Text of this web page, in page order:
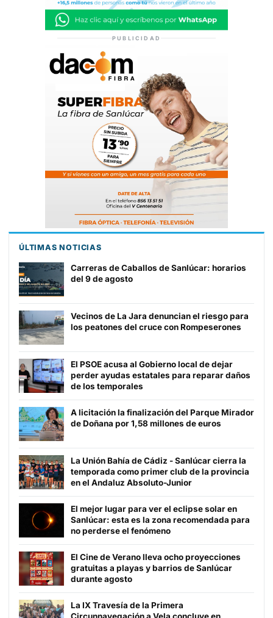
PUBLICIDAD
ÚLTIMAS NOTICIAS
Carreras de Caballos de Sanlúcar: horarios
del 9 de agosto
Vecinos de La Jara denuncian el riesgo para
los peatones del cruce con Rompeserones
El PSOE acusa al Gobierno local de dejar
perder ayudas estatales para reparar daños
de los temporales
A licitación la finalización del Parque Mirador
de Doñana por 1,58 millones de euros
La Unión Bahía de Cádiz - Sanlúcar cierra la
temporada como primer club de la provincia
en el Andaluz Absoluto-Junior
El mejor lugar para ver el eclipse solar en
Sanlúcar: esta es la zona recomendada para
no perderse el fenómeno
El Cine de Verano lleva ocho proyecciones
gratuitas a playas y barrios de Sanlúcar
durante agosto
La IX Travesía de la Primera